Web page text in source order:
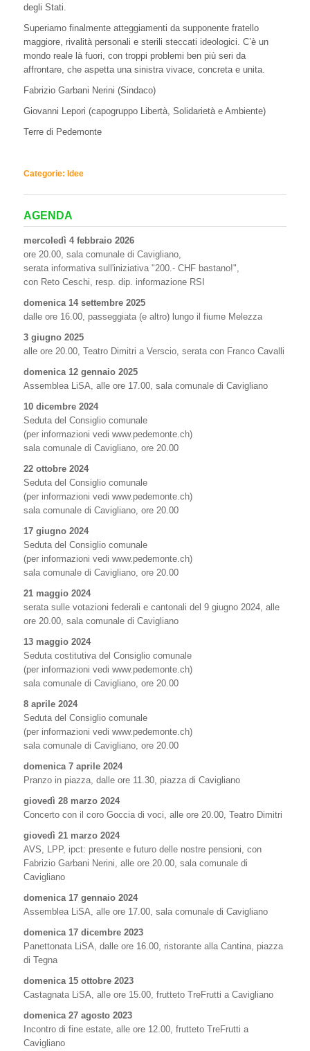
degli Stati.
Superiamo finalmente atteggiamenti da supponente fratello
maggiore, rivalità personali e sterili steccati ideologici. C’è un
mondo reale là fuori, con troppi problemi ben più seri da
affrontare, che aspetta una sinistra vivace, concreta e unita.
Fabrizio Garbani Nerini (Sindaco)
Giovanni Lepori (capogruppo Libertà, Solidarietà e Ambiente)
Terre di Pedemonte
Categorie: Idee
AGENDA
mercoledì 4 febbraio 2026
ore 20.00, sala comunale di Cavigliano,
serata informativa sull'iniziativa "200.- CHF bastano!",
con Reto Ceschi, resp. dip. informazione RSI
domenica 14 settembre 2025
dalle ore 16.00, passeggiata (e altro) lungo il fiume Melezza
3 giugno 2025
alle ore 20.00, Teatro Dimitri a Verscio, serata con Franco Cavalli
domenica 12 gennaio 2025
Assemblea LiSA, alle ore 17.00, sala comunale di Cavigliano
10 dicembre 2024
Seduta del Consiglio comunale
(per informazioni vedi www.pedemonte.ch)
sala comunale di Cavigliano, ore 20.00
22 ottobre 2024
Seduta del Consiglio comunale
(per informazioni vedi www.pedemonte.ch)
sala comunale di Cavigliano, ore 20.00
17 giugno 2024
Seduta del Consiglio comunale
(per informazioni vedi www.pedemonte.ch)
sala comunale di Cavigliano, ore 20.00
21 maggio 2024
serata sulle votazioni federali e cantonali del 9 giugno 2024, alle
ore 20.00, sala comunale di Cavigliano
13 maggio 2024
Seduta costitutiva del Consiglio comunale
(per informazioni vedi www.pedemonte.ch)
sala comunale di Cavigliano, ore 20.00
8 aprile 2024
Seduta del Consiglio comunale
(per informazioni vedi www.pedemonte.ch)
sala comunale di Cavigliano, ore 20.00
domenica 7 aprile 2024
Pranzo in piazza, dalle ore 11.30, piazza di Cavigliano
giovedì 28 marzo 2024
Concerto con il coro Goccia di voci, alle ore 20.00, Teatro Dimitri
giovedì 21 marzo 2024
AVS, LPP, ipct: presente e futuro delle nostre pensioni, con
Fabrizio Garbani Nerini, alle ore 20.00, sala comunale di
Cavigliano
domenica 17 gennaio 2024
Assemblea LiSA, alle ore 17.00, sala comunale di Cavigliano
domenica 17 dicembre 2023
Panettonata LiSA, dalle ore 16.00, ristorante alla Cantina, piazza
di Tegna
domenica 15 ottobre 2023
Castagnata LiSA, alle ore 15.00, frutteto TreFrutti a Cavigliano
domenica 27 agosto 2023
Incontro di fine estate, alle ore 12.00, frutteto TreFrutti a
Cavigliano